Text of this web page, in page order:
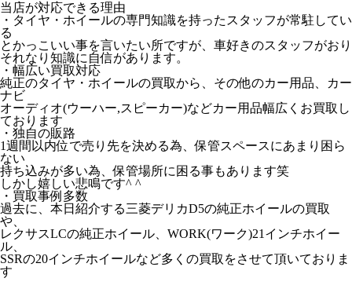
当店が対応できる理由
・タイヤ・ホイールの専門知識を持ったスタッフが常駐してい
る
とかっこいい事を言いたい所ですが、車好きのスタッフがおり
それなり知識に自信があります。
・幅広い買取対応
純正のタイヤ・ホイールの買取から、その他のカー用品、カー
ナビ
オーディオ(ウーハー,スピーカー)などカー用品幅広くお買取し
ております
・独自の販路
1週間以内位で売り先を決める為、保管スペースにあまり困ら
ない
持ち込みが多い為、保管場所に困る事もあります笑
しかし嬉しい悲鳴です^ ^
・買取事例多数
過去に、本日紹介する三菱デリカD5の純正ホイールの買取
や、
レクサスLCの純正ホイール、WORK(ワーク)21インチホイー
ル、
SSRの20インチホイールなど多くの買取をさせて頂いておりま
す